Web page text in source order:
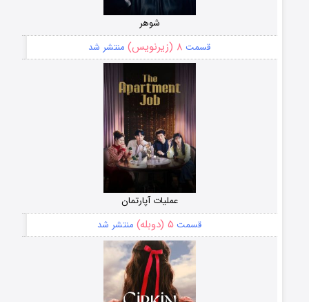
شوهر
قسمت ۸ (زیرنویس) منتشر شد
عملیات آپارتمان
قسمت ۵ (دوبله) منتشر شد